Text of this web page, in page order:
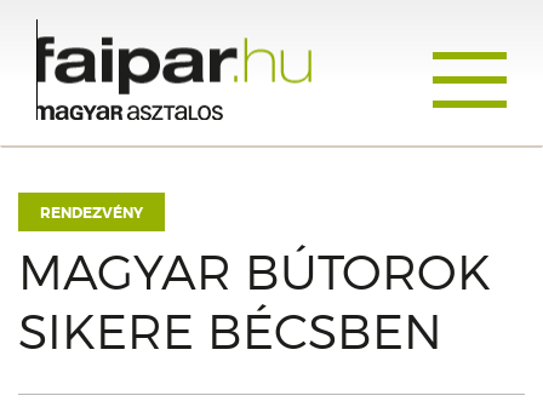
RENDEZVÉNY
MAGYAR BÚTOROK
SIKERE BÉCSBEN